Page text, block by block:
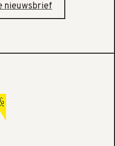
nieuwsbrief